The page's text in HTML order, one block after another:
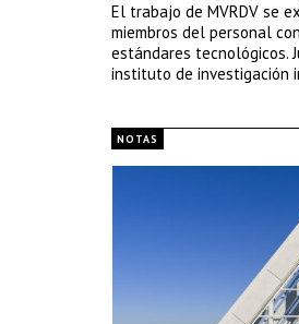
El trabajo de MVRDV se
miembros del personal
estándares tecnológicos.
instituto de investigación
NOTAS